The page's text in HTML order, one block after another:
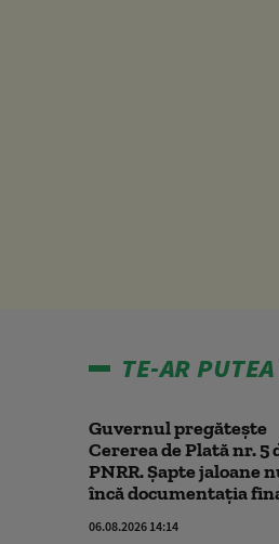
TE-AR
Guvernul pregătește
Cererea de Plată nr. 5
PNRR. Șapte jaloane
încă documentația
06.08.2026 14:14